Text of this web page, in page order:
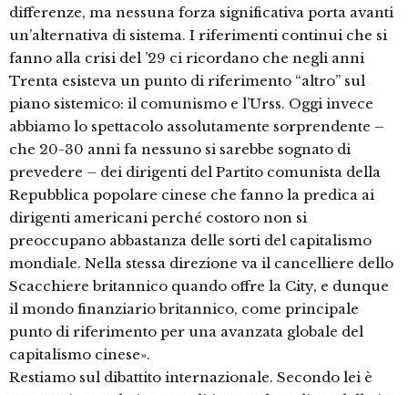
differenze, ma nessuna forza significativa porta avanti
un’alternativa di sistema. I riferimenti continui che si
fanno alla crisi del ’29 ci ricordano che negli anni
Trenta esisteva un punto di riferimento “altro” sul
piano sistemico: il comunismo e l’Urss. Oggi invece
abbiamo lo spettacolo assolutamente sorprendente –
che 20-30 anni fa nessuno si sarebbe sognato di
prevedere – dei dirigenti del Partito comunista della
Repubblica popolare cinese che fanno la predica ai
dirigenti americani perché costoro non si
preoccupano abbastanza delle sorti del capitalismo
mondiale. Nella stessa direzione va il cancelliere dello
Scacchiere britannico quando offre la City, e dunque
il mondo finanziario britannico, come principale
punto di riferimento per una avanzata globale del
capitalismo cinese».
Restiamo sul dibattito internazionale. Secondo lei è